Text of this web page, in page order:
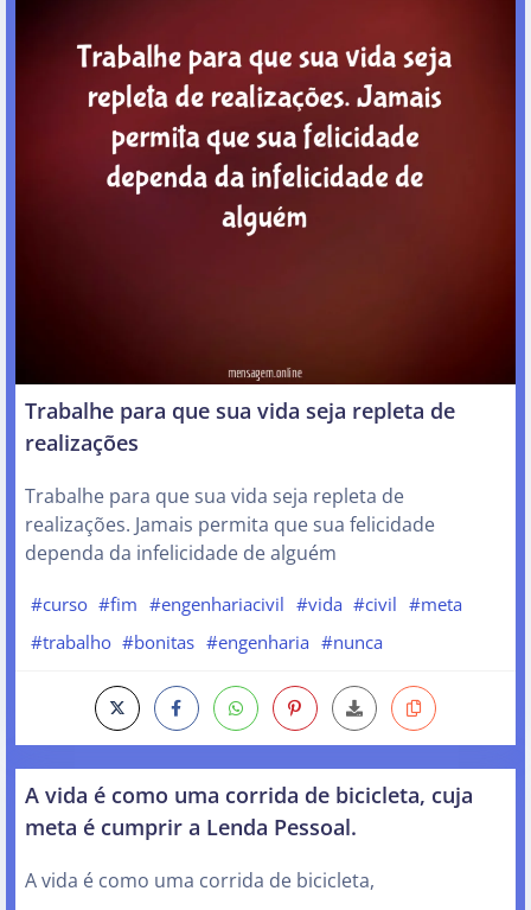
Trabalhe para que sua vida seja repleta de
realizações
Trabalhe para que sua vida seja repleta de
realizações. Jamais permita que sua felicidade
dependa da infelicidade de alguém
#curso #fim #engenhariacivil #vida #civil #meta
#trabalho #bonitas #engenharia #nunca
A vida é como uma corrida de bicicleta, cuja
meta é cumprir a Lenda Pessoal.
A vida é como uma corrida de bicicleta,